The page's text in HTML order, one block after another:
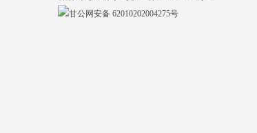
甘公网安备 62010202004275号